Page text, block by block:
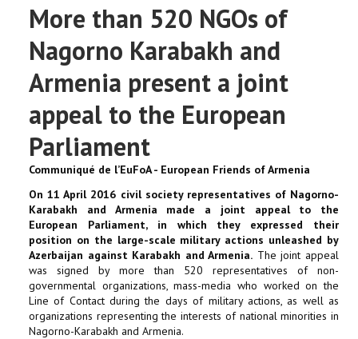
More than 520 NGOs of
Nagorno Karabakh and
Armenia present a joint
appeal to the European
Parliament
Communiqué de l’EuFoA - European Friends of Armenia
On 11 April 2016 civil society representatives of Nagorno-
Karabakh and Armenia made a joint appeal to the
European Parliament, in which they expressed their
position on the large-scale military actions unleashed by
Azerbaijan against Karabakh and Armenia. The joint appeal
was signed by more than 520 representatives of non-
governmental organizations, mass-media who worked on the
Line of Contact during the days of military actions, as well as
organizations representing the interests of national minorities in
Nagorno-Karabakh and Armenia.